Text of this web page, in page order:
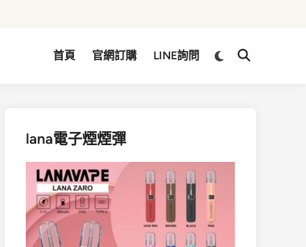
首頁 官網訂購 LINE詢問
Switch
Open
lana電子煙煙彈